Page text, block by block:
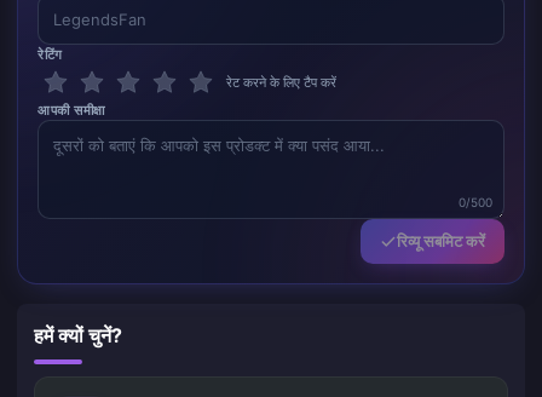
रेटिंग
रेट करने के लिए टैप करें
आपकी समीक्षा
0/500
रिव्यू सबमिट करें
हमें क्यों चुनें?